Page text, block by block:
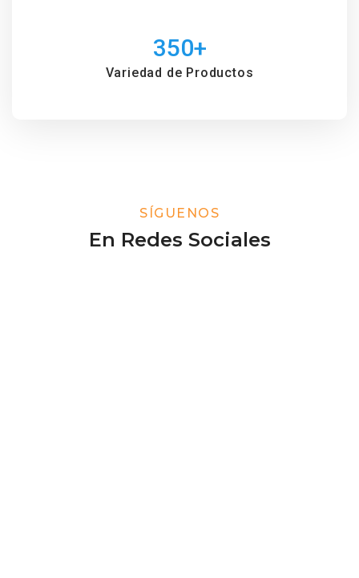
350+
Variedad de Productos
SÍGUENOS
En Redes Sociales